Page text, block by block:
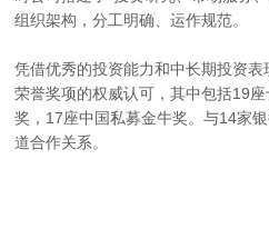
组织架构，分工明确、运作规范。
凭借优秀的投资能力和中长期投资
荣誉奖项的权威认可，其中包括19
奖，17座中国私募金牛奖。与14家
道合作关系。